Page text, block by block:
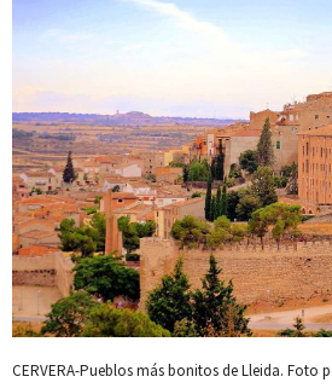
CERVERA-Pueblos más bonitos de Lleida. Foto